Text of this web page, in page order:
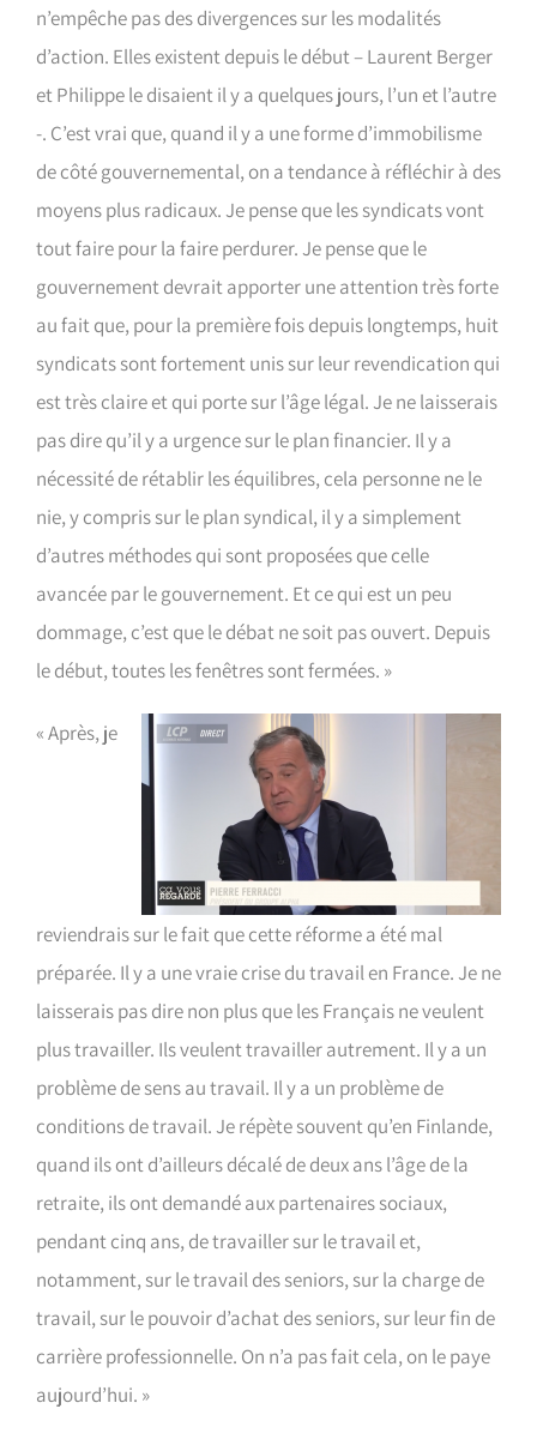
n’empêche pas des divergences sur les modalités
d’action. Elles existent depuis le début – Laurent Berger
et Philippe le disaient il y a quelques jours, l’un et l’autre
-. C’est vrai que, quand il y a une forme d’immobilisme
de côté gouvernemental, on a tendance à réfléchir à des
moyens plus radicaux. Je pense que les syndicats vont
tout faire pour la faire perdurer. Je pense que le
gouvernement devrait apporter une attention très forte
au fait que, pour la première fois depuis longtemps, huit
syndicats sont fortement unis sur leur revendication qui
est très claire et qui porte sur l’âge légal. Je ne laisserais
pas dire qu’il y a urgence sur le plan financier. Il y a
nécessité de rétablir les équilibres, cela personne ne le
nie, y compris sur le plan syndical, il y a simplement
d’autres méthodes qui sont proposées que celle
avancée par le gouvernement. Et ce qui est un peu
dommage, c’est que le débat ne soit pas ouvert. Depuis
le début, toutes les fenêtres sont fermées. »
« Après, je
reviendrais sur le fait que cette réforme a été mal
préparée. Il y a une vraie crise du travail en France. Je ne
laisserais pas dire non plus que les Français ne veulent
plus travailler. Ils veulent travailler autrement. Il y a un
problème de sens au travail. Il y a un problème de
conditions de travail. Je répète souvent qu’en Finlande,
quand ils ont d’ailleurs décalé de deux ans l’âge de la
retraite, ils ont demandé aux partenaires sociaux,
pendant cinq ans, de travailler sur le travail et,
notamment, sur le travail des seniors, sur la charge de
travail, sur le pouvoir d’achat des seniors, sur leur fin de
carrière professionnelle. On n’a pas fait cela, on le paye
aujourd’hui. »